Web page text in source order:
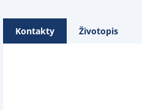
Kontakty Životopis